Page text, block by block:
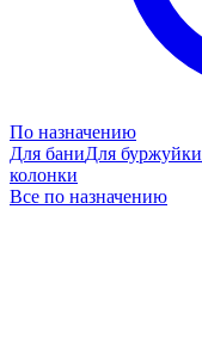
По назначению
Для баниДля буржуйки
колонки
Все по назначению